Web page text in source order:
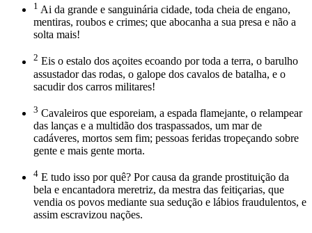
1 Ai da grande e sanguinária cidade, toda cheia de engano,
mentiras, roubos e crimes; que abocanha a sua presa e não a
solta mais!
2 Eis o estalo dos açoites ecoando por toda a terra, o barulho
assustador das rodas, o galope dos cavalos de batalha, e o
sacudir dos carros militares!
3 Cavaleiros que esporeiam, a espada flamejante, o relampear
das lanças e a multidão dos traspassados, um mar de
cadáveres, mortos sem fim; pessoas feridas tropeçando sobre
gente e mais gente morta.
4 E tudo isso por quê? Por causa da grande prostituição da
bela e encantadora meretriz, da mestra das feitiçarias, que
vendia os povos mediante sua sedução e lábios fraudulentos, e
assim escravizou nações.